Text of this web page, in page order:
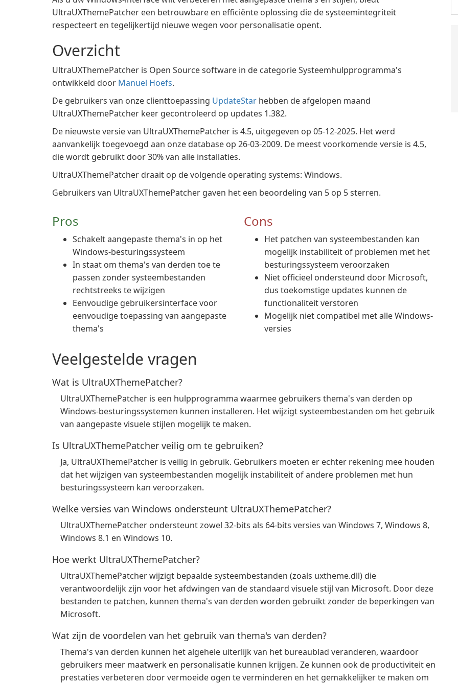
UltraUXThemePatcher een betrouwbare en efficiënte oplossing die de systeemintegriteit
respecteert en tegelijkertijd nieuwe wegen voor personalisatie opent.
Overzicht
UltraUXThemePatcher is Open Source software in de categorie Systeemhulpprogramma's
ontwikkeld door Manuel Hoefs.
De gebruikers van onze clienttoepassing UpdateStar hebben de afgelopen maand
UltraUXThemePatcher keer gecontroleerd op updates 1.382.
De nieuwste versie van UltraUXThemePatcher is 4.5, uitgegeven op 05-12-2025. Het werd
aanvankelijk toegevoegd aan onze database op 26-03-2009. De meest voorkomende versie is 4.5,
die wordt gebruikt door 30% van alle installaties.
UltraUXThemePatcher draait op de volgende operating systems: Windows.
Gebruikers van UltraUXThemePatcher gaven het een beoordeling van 5 op 5 sterren.
Pros
Schakelt aangepaste thema's in op het
Windows-besturingssysteem
In staat om thema's van derden toe te
passen zonder systeembestanden
rechtstreeks te wijzigen
Eenvoudige gebruikersinterface voor
eenvoudige toepassing van aangepaste
thema's
Cons
Het patchen van systeembestanden kan
mogelijk instabiliteit of problemen met het
besturingssysteem veroorzaken
Niet officieel ondersteund door Microsoft,
dus toekomstige updates kunnen de
functionaliteit verstoren
Mogelijk niet compatibel met alle Windows-
versies
Veelgestelde vragen
Wat is UltraUXThemePatcher?
UltraUXThemePatcher is een hulpprogramma waarmee gebruikers thema's van derden op
Windows-besturingssystemen kunnen installeren. Het wijzigt systeembestanden om het gebruik
van aangepaste visuele stijlen mogelijk te maken.
Is UltraUXThemePatcher veilig om te gebruiken?
Ja, UltraUXThemePatcher is veilig in gebruik. Gebruikers moeten er echter rekening mee houden
dat het wijzigen van systeembestanden mogelijk instabiliteit of andere problemen met hun
besturingssysteem kan veroorzaken.
Welke versies van Windows ondersteunt UltraUXThemePatcher?
UltraUXThemePatcher ondersteunt zowel 32-bits als 64-bits versies van Windows 7, Windows 8,
Windows 8.1 en Windows 10.
Hoe werkt UltraUXThemePatcher?
UltraUXThemePatcher wijzigt bepaalde systeembestanden (zoals uxtheme.dll) die
verantwoordelijk zijn voor het afdwingen van de standaard visuele stijl van Microsoft. Door deze
bestanden te patchen, kunnen thema's van derden worden gebruikt zonder de beperkingen van
Microsoft.
Wat zijn de voordelen van het gebruik van thema's van derden?
Thema's van derden kunnen het algehele uiterlijk van het bureaublad veranderen, waardoor
gebruikers meer maatwerk en personalisatie kunnen krijgen. Ze kunnen ook de productiviteit en
prestaties verbeteren door vermoeide ogen te verminderen en het gemakkelijker te maken om